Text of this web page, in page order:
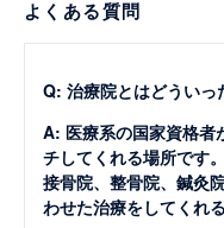
よくある質問
Q: 治療院とはどういっ
A: 医療系の国家資格者
チしてくれる場所です。
接骨院、整骨院、鍼灸
わせた治療をしてくれ